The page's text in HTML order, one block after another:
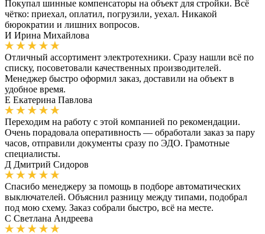
Покупал шинные компенсаторы на объект для стройки. Всё
чётко: приехал, оплатил, погрузили, уехал. Никакой
бюрократии и лишних вопросов.
И Ирина Михайлова
Отличный ассортимент электротехники. Сразу нашли всё по
списку, посоветовали качественных производителей.
Менеджер быстро оформил заказ, доставили на объект в
удобное время.
Е Екатерина Павлова
Переходим на работу с этой компанией по рекомендации.
Очень порадовала оперативность — обработали заказ за пару
часов, отправили документы сразу по ЭДО. Грамотные
специалисты.
Д Дмитрий Сидоров
Спасибо менеджеру за помощь в подборе автоматических
выключателей. Объяснил разницу между типами, подобрал
под мою схему. Заказ собрали быстро, всё на месте.
С Светлана Андреева